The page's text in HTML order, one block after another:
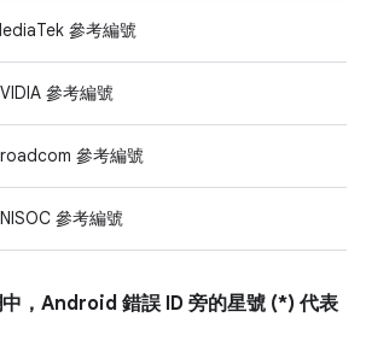
參考編號
參考編號
參考編號
參考編號
，Android 錯誤 ID 旁的星號 (*) 代表